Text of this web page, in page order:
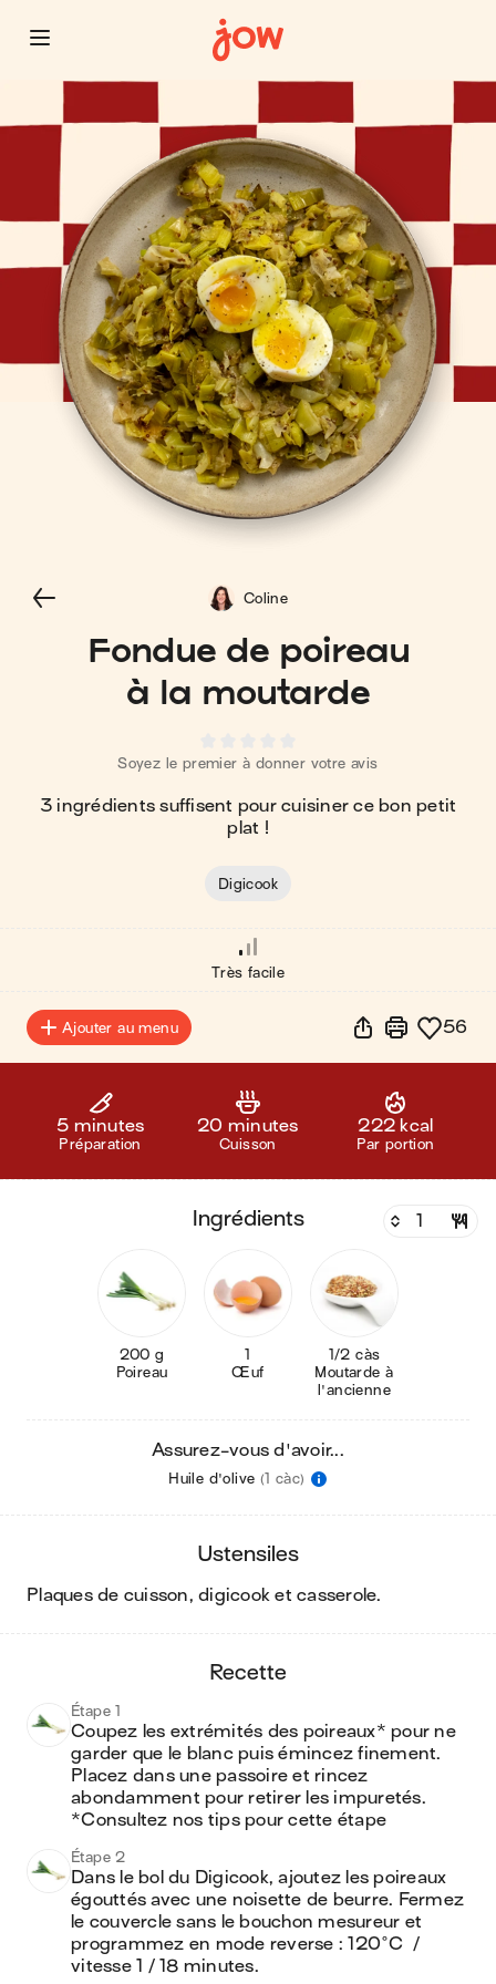
Fondue de poireau
à la moutarde
Soyez le premier à donner votre avis
3 ingrédients suffisent pour cuisiner ce bon petit
plat !
Coline
Digicook
Très facile
Ajouter au menu 56
5 minutes
Préparation
20 minutes
Cuisson
222 kcal
Par portion
ingrédients
200 g
Poireau
1
Œuf
1/2 càs
Moutarde à
l'ancienne
Assurez-vous d'avoir...
Huile d'olive (1 càc)
ustensiles
plaques de cuisson, digicook et casserole.
recette
Étape 1
Coupez les extrémités des poireaux* pour ne
garder que le blanc puis émincez finement.
Placez dans une passoire et rincez
abondamment pour retirer les impuretés.
*Consultez nos tips pour cette étape
Étape 2
Dans le bol du Digicook, ajoutez les poireaux
égouttés avec une noisette de beurre. Fermez
le couvercle sans le bouchon mesureur et
programmez en mode reverse : 120°C  /
vitesse 1 / 18 minutes.